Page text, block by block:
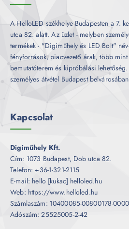
A HelloLED székhelye Budapesten a 7.
utca 82. alatt. Az üzlet - melyben
termékek - "Digiműhely és LED Bolt"
fényforrások, piacvezető árak, több
bemutatóterem és kipróbálási
személyes átvétel Budapest
Kapcsolat
Digiműhely Kft.
Cím: 1073 Budapest, Dob utca 82.
Telefon: +36-1-321-2115
E-mail: hello [kukac] helloled.hu
Web: https://www.helloled.hu
Számlaszám: 10400085-00800178-
Adószám: 25525005-2-42